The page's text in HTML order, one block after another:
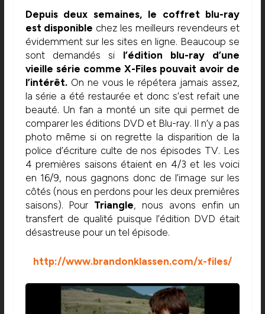
Depuis deux semaines, le coffret blu-ray
est disponible chez les meilleurs revendeurs et
évidemment sur les sites en ligne. Beaucoup se
sont demandés si l’édition blu-ray d’une
vieille série comme X-Files pouvait avoir de
l’intérêt.On ne vous le répétera jamais assez,
la série a été restaurée et donc s’est refait une
beauté. Un fan a monté un site qui permet de
comparer les éditions DVD et Blu-ray. Il n’y a pas
photo même si on regrette la disparition de la
police d’écriture culte de nos épisodes TV. Les
4 premières saisons étaient en 4/3 et les voici
en 16/9, nous gagnons donc de l’image sur les
côtés (nous en perdons pour les deux premières
saisons). Pour Triangle, nous avons enfin un
transfert de qualité puisque l’édition DVD était
désastreuse pour un tel épisode.
http://www.brandonklassen.com/x-files/